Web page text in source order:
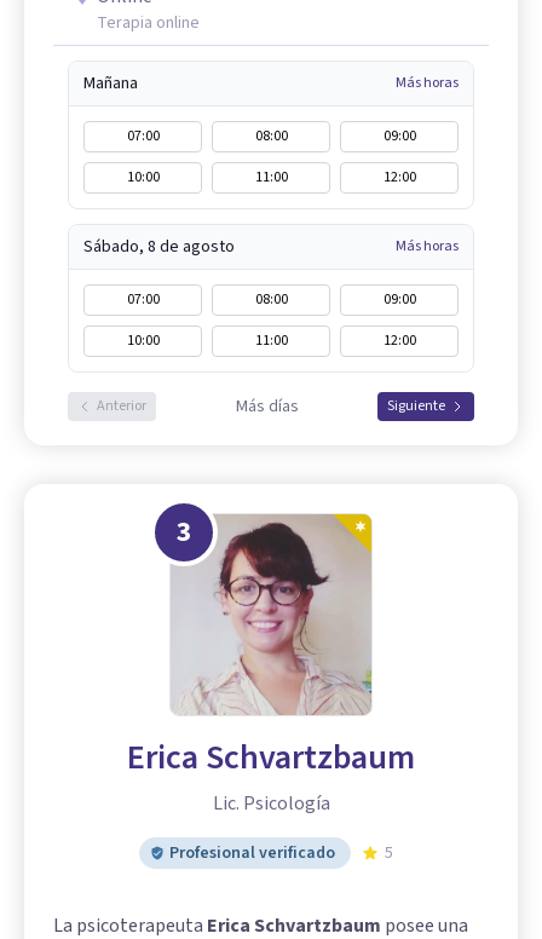
Terapia online
Mañana Más horas
07:00 08:00
09:00
10:00
11:00 12:00
Sábado, 8 de agosto Más horas
07:00 08:00
09:00
10:00
11:00 12:00
Anterior Más días Siguiente
3
Erica Schvartzbaum
Lic. Psicología
Profesional verificado 5
La psicoterapeuta Erica Schvartzbaum posee una